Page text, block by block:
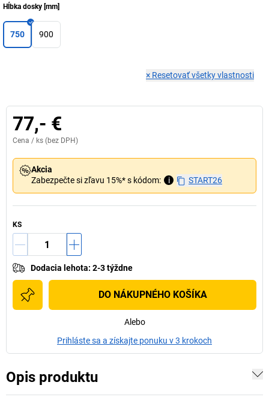
Hĺbka dosky [mm]
750 900
× Resetovať všetky vlastnosti
77,- €
Cena / ks (bez DPH)
Akcia
Zabezpečte si zľavu 15%* s kódom:
i START26
KS
Dodacia lehota: 2-3 týždne
DO NÁKUPNÉHO KOŠÍKA
Alebo
Prihláste sa a získajte ponuku v 3 krokoch
Opis produktu